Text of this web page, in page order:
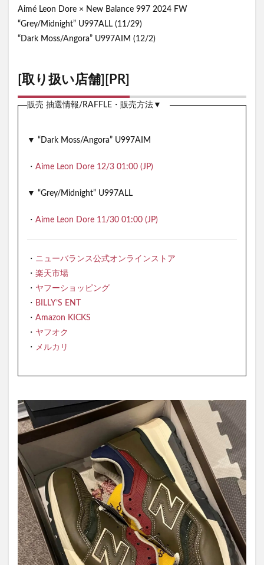
Aimé Leon Dore × New Balance 997 2024 FW
“Grey/Midnight” U997ALL (11/29)
“Dark Moss/Angora” U997AIM (12/2)
[取り扱い店舗][PR]
販売 抽選情報/RAFFLE・販売方法▼
▼ “Dark Moss/Angora” U997AIM
・ Aime Leon Dore 12/3 01:00 (JP)
▼ “Grey/Midnight” U997ALL
・ Aime Leon Dore 11/30 01:00 (JP)
・ ニューバランス公式オンラインストア
・ 楽天市場
・ ヤフーショッピング
・ BILLY’S ENT
・ Amazon KICKS
・ ヤフオク
・
メルカリ